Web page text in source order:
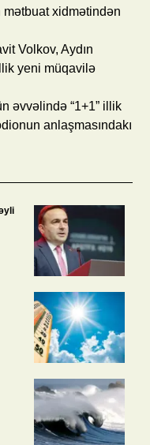
mətbuat xidmətindən
Volkov, Aydın
yeni müqavilə
əvvəlində “1+1” illik
anlaşmasındakı